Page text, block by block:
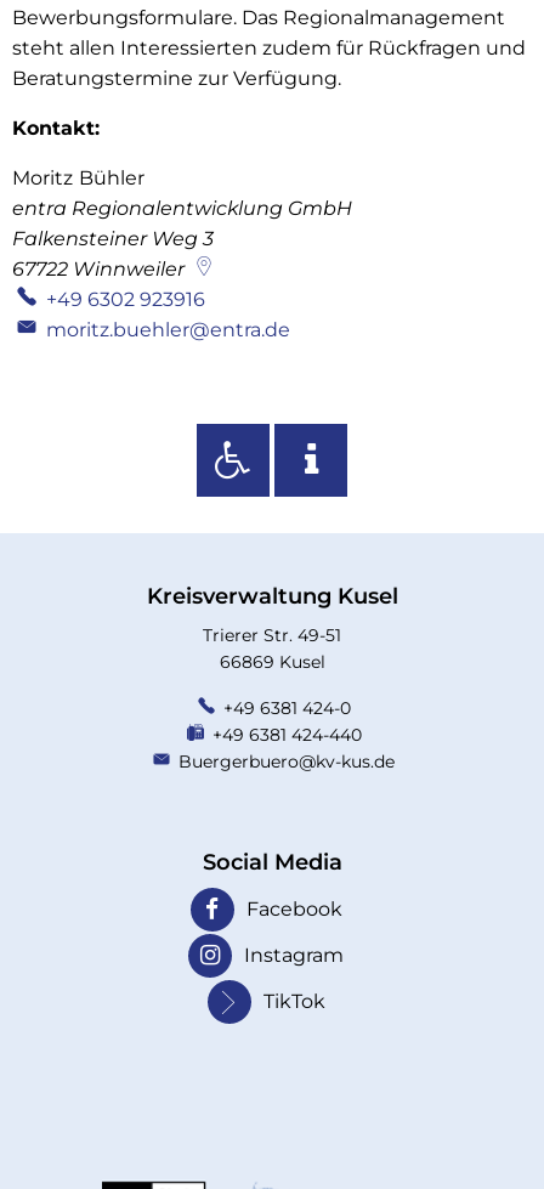
Bewerbungsformulare. Das Regionalmanagement
steht allen Interessierten zudem für Rückfragen und
Beratungstermine zur Verfügung.
Kontakt:
Moritz Bühler
entra Regionalentwicklung GmbH
Falkensteiner Weg 3
67722 Winnweiler
+49 6302 923916
moritz.buehler@entra.de
Kreisverwaltung Kusel
Trierer Str. 49-51
66869 Kusel
+49 6381 424-0
+49 6381 424-440
Buergerbuero@kv-kus.de
Social Media
Facebook
Instagram
TikTok